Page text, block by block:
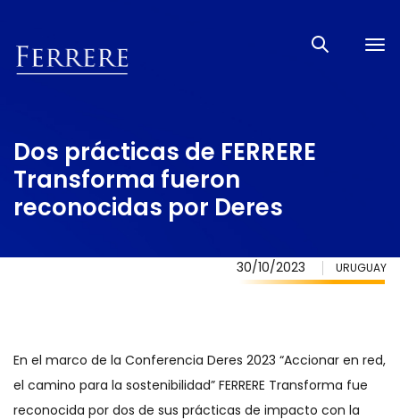
Dos prácticas de FERRERE
Transforma fueron
reconocidas por Deres
30/10/2023 URUGUAY
En el marco de la Conferencia Deres 2023 “Accionar en red,
el camino para la sostenibilidad” FERRERE Transforma fue
reconocida por dos de sus prácticas de impacto con la